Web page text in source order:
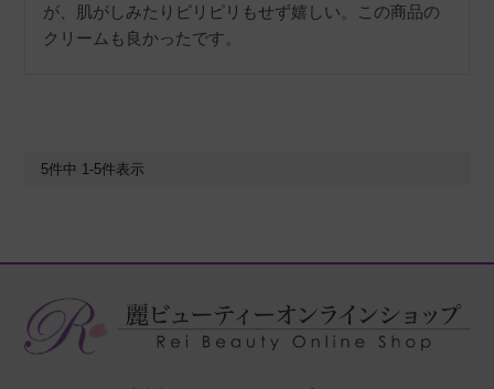
が、肌がしみたりピリピリもせず嬉しい。この商品の
クリームも良かったです。
5件中 1-5件表示